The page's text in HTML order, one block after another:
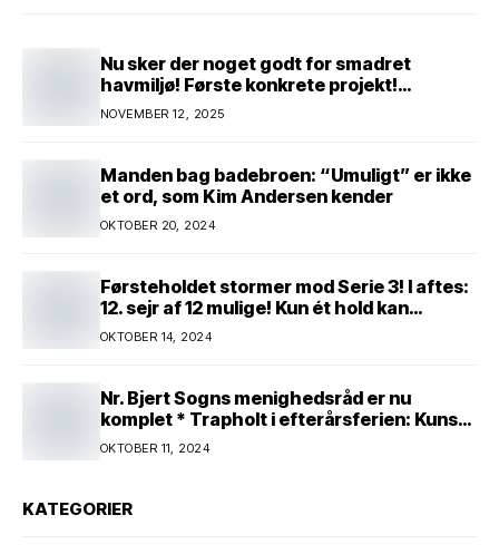
Nu sker der noget godt for smadret
havmiljø! Første konkrete projekt!
Genopretning af natur i lavbundsområde
ved Eltang Vig! 31 hektar! 2,5 millioner
NOVEMBER 12, 2025
Manden bag badebroen: “Umuligt” er ikke
et ord, som Kim Andersen kender
OKTOBER 20, 2024
Førsteholdet stormer mod Serie 3! I aftes:
12. sejr af 12 mulige! Kun ét hold kan
spænde ben! Afgørende kamp venter! Alle
mand af hus! Kør med og støt!
OKTOBER 14, 2024
Nr. Bjert Sogns menighedsråd er nu
komplet * Trapholt i efterårsferien: Kunst
og kreativitet i børnehøjde * Nr. Bjert
kunstnerpar repræsenteres på stor
OKTOBER 11, 2024
KATEGORIER